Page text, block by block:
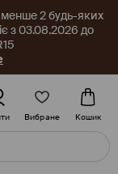
2 будь-яких
з 03.08.2026 до
Вибране Кошик